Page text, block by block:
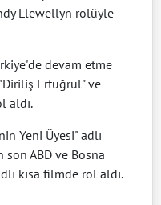
Llewellyn rolüyle
devam etme
Ertuğrul" ve
aldı.
Yeni Üyesi" adlı
ABD ve Bosna
kısa filmde rol aldı.